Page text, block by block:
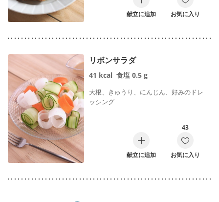
献立に追加 お気に入り
リボンサラダ
41 kcal 食塩 0.5 g
大根、きゅうり、にんじん、好みのドレ
ッシング
献立に追加
43
お気に入り